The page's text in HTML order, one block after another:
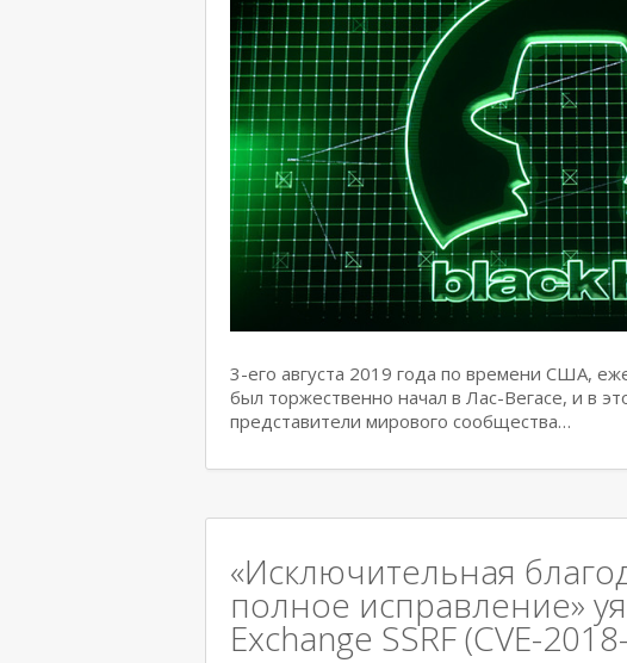
3-его августа 2019 года по времени США,
был торжественно начал в Лас-Вегасе, и в
представители мирового сообщества…
«Исключительная
полное исправление»
Exchange SSRF (CVE-